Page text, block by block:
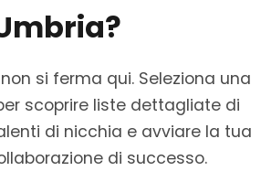
si ferma qui. Seleziona una
scoprire liste dettagliate di
di nicchia e avviare la tua
di successo.